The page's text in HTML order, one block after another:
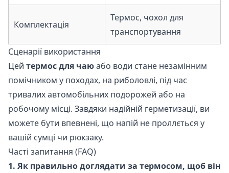
Комплектація
Термос, чохол для
транспортування
Сценарії використання
Цей термос для чаюабо води стане незамінним
помічником у походах, на риболовлі, під час
тривалих автомобільних подорожей або на
робочому місці. Завдяки надійній герметизації, ви
можете бути впевнені, що напій не проллється у
вашій сумці чи рюкзаку.
Часті запитання (FAQ)
1. Як правильно доглядати за термосом, щоб він